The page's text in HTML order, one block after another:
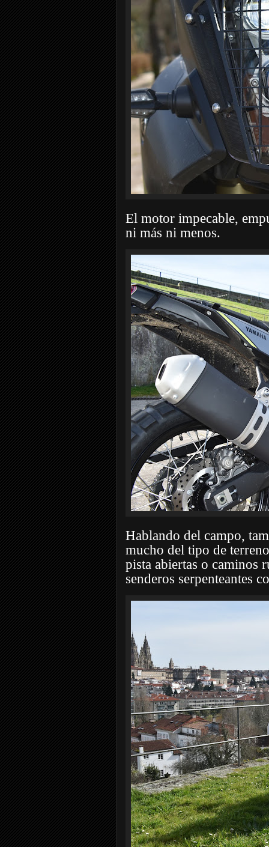
El motor impecable,
ni más ni menos.
Hablando del campo,
mucho del tipo de
pista abiertas o caminos
senderos serpenteantes